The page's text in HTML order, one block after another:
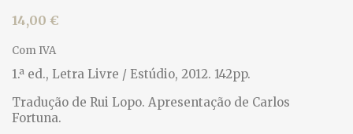
14,00 €
Com IVA
1.ª ed., Letra Livre / Estúdio, 2012. 142pp.
Tradução de Rui Lopo. Apresentação de Carlos
Fortuna.